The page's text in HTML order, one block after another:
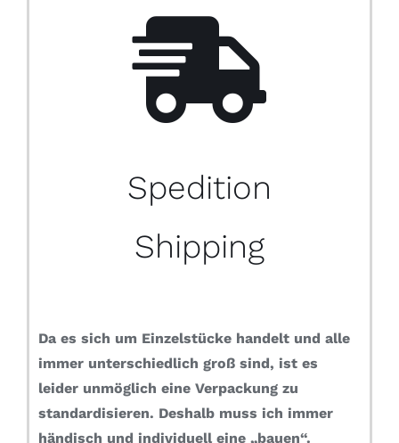
Spedition
Shipping
Da es sich um Einzelstücke handelt und alle
immer unterschiedlich groß sind, ist es
leider unmöglich eine Verpackung zu
standardisieren. Deshalb muss ich immer
händisch und individuell eine „bauen“.